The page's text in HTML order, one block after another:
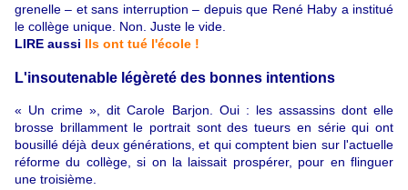
grenelle – et sans interruption – depuis que René Haby a institué
le collège unique. Non. Juste le vide.
LIRE aussi Ils ont tué l'école !
L'insoutenable légèreté des bonnes intentions
« Un crime », dit Carole Barjon. Oui : les assassins dont elle
brosse brillamment le portrait sont des tueurs en série qui ont
bousillé déjà deux générations, et qui comptent bien sur l'actuelle
réforme du collège, si on la laissait prospérer, pour en flinguer
une troisième.